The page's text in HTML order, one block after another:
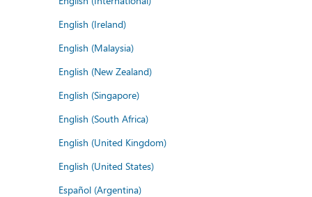
English (Ireland)
English (Malaysia)
English (New Zealand)
English (Singapore)
English (South Africa)
English (United Kingdom)
English (United States)
Español (Argentina)